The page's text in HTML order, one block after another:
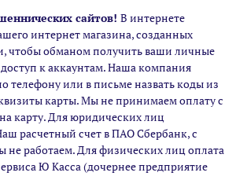
сайтов! В интернете
интернет магазина,созданных
чтобы обманом получить ваши личные
к аккаунтам. Наша компания
телефону или в письме назвать коды из
карты. Мы не принимаем оплату с
карту. Для юридических лиц
расчетный счет в ПАО Сбербанк, с
не работаем. Для физических лиц оплата
Ю Касса (дочернее предприятие